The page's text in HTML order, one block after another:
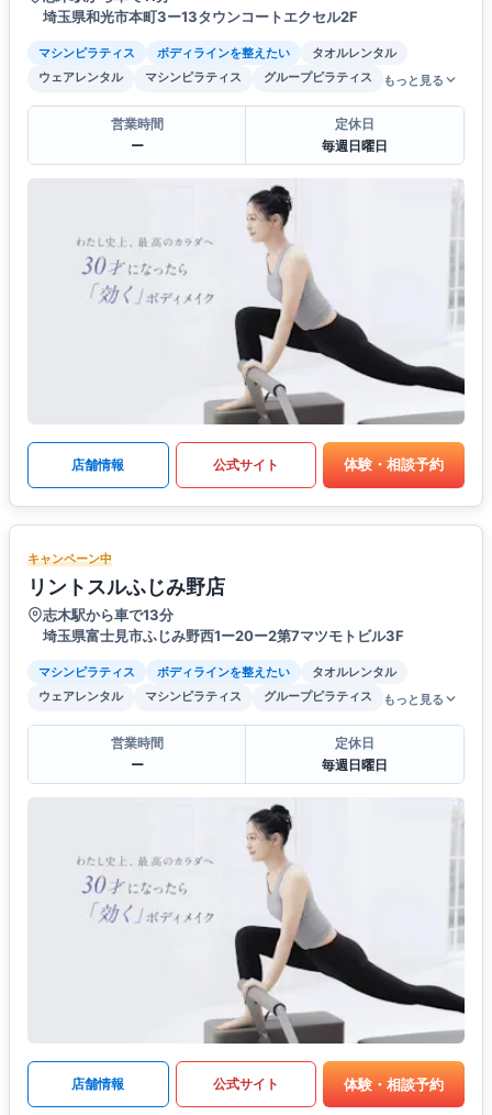
埼玉県和光市本町3ー13タウンコートエクセル2F
マシンピラティス ボディラインを整えたい
タオルレンタル
ウェアレンタル
マシンピラティス グループピラティス もっと見る
営業時間
ー
定休日
毎週日曜日
店舗情報 公式サイト 体験・相談予約
キャンペーン中
リントスルふじみ野店
志木駅から車で13分
埼玉県富士見市ふじみ野西1ー20ー2第7マツモトビル3F
マシンピラティス ボディラインを整えたい
タオルレンタル
ウェアレンタル
マシンピラティス グループピラティス もっと見る
営業時間
ー
定休日
毎週日曜日
店舗情報 公式サイト 体験・相談予約